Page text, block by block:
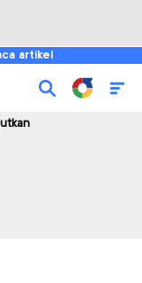
artikel